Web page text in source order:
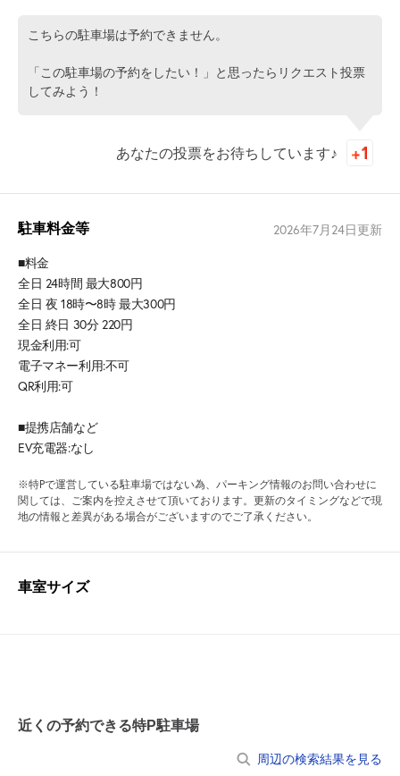
こちらの駐車場は予約できません。
「この駐車場の予約をしたい！」と思ったらリクエスト投票
してみよう！
あなたの投票をお待ちしています♪
駐車料金等 2026年7月24日更新
■料金
全日 24時間 最大800円
全日 夜 18時〜8時 最大300円
全日 終日 30分 220円
現金利用:可
電子マネー利用:不可
QR利用:可
■提携店舗など
EV充電器:なし
※特Pで運営している駐車場ではない為、パーキング情報のお問い合わせに
関しては、ご案内を控えさせて頂いております。更新のタイミングなどで現
地の情報と差異がある場合がございますのでご了承ください。
車室サイズ
近くの予約できる特P駐車場
周辺の検索結果を見る